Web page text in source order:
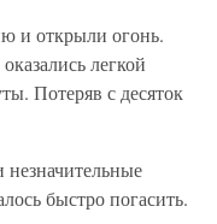
и открыли огонь.
легкой
Потеряв с десяток
быстро погасить.